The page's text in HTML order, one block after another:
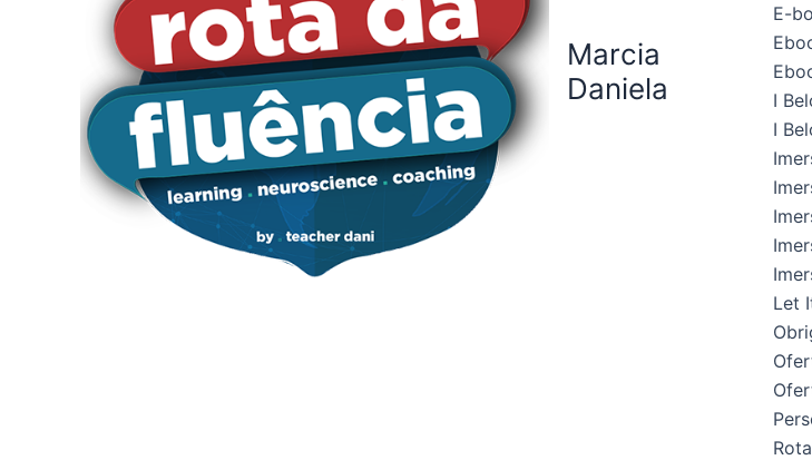
Marcia
Daniela
E-
I
I
Let